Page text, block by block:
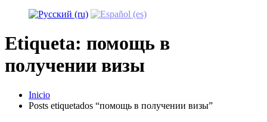
Etiqueta: помощь в
получении визы
Inicio
Posts etiquetados “помощь в получении визы”